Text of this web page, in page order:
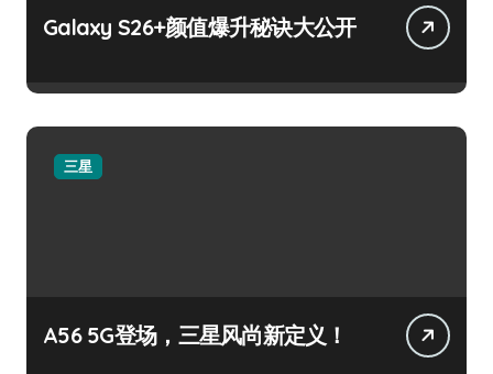
Galaxy S26+颜值爆升秘诀大公开
三星
A56 5G登场，三星风尚新定义！